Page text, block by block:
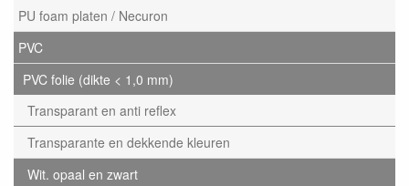
PU foam platen / Necuron
PVC
PVC folie (dikte < 1,0 mm)
Transparant en anti reflex
Transparante en dekkende kleuren
Wit. opaal en zwart